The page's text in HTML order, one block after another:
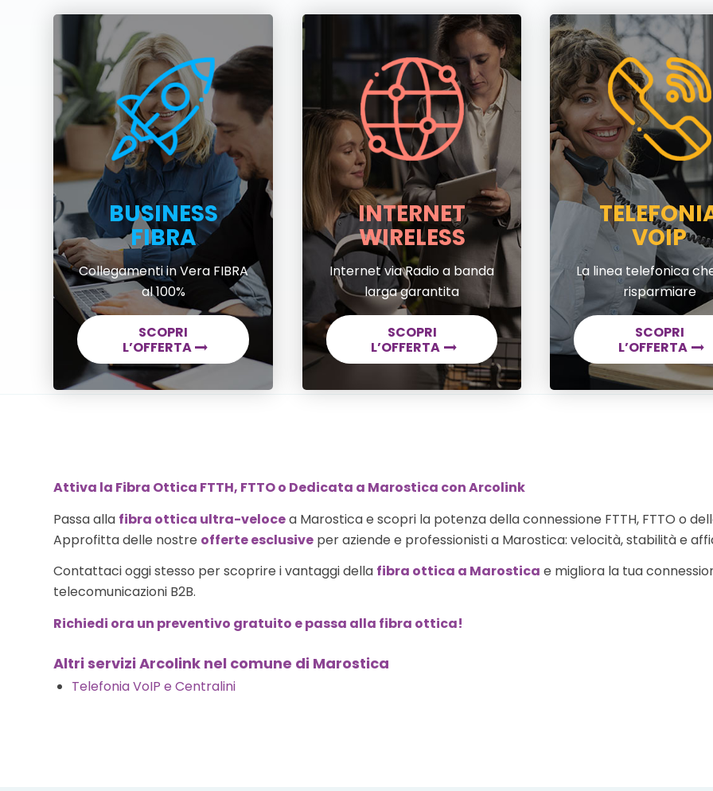
BUSINESS
FIBRA
Collegamenti in Vera FIBRA
al 100%
SCOPRI
L’OFFERTA
INTERNET
WIRELESS
Internet via Radio a banda
larga garantita
SCOPRI
L’OFFERTA
VOIP
La linea telefonica
risparmiare
SCOPRI
L’OFFERTA
Attiva la Fibra Ottica FTTH, FTTO o Dedicata a Marostica con Arcolink
Passa alla fibra ottica ultra-velocea Marostica e scopri la potenza della connessione FTTH, FTTO o
Approfitta delle nostre offerte esclusive per aziende e professionisti a Marostica: velocità, stabilità e
Contattaci oggi stesso per scoprire i vantaggi della fibra ottica a Marostica e migliora la tua
telecomunicazioni B2B.
Richiedi ora un preventivo gratuito e passa alla fibra ottica!
Altri servizi Arcolink nel comune di Marostica
Telefonia VoIP e Centralini